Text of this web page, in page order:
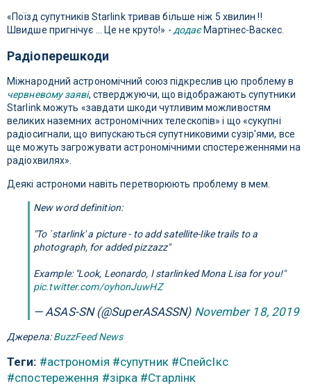
«Поїзд супутників Starlink тривав більше ніж 5 хвилин !!
Швидше пригнічує ... Це не круто!» - додаєМартінес-Васкес.
Радіоперешкоди
Міжнародний астрономічний союз підкреслив цю проблему в
червневому заяві, стверджуючи, що відображають супутники
Starlink можуть «завдати шкоди чутливим можливостям
великих наземних астрономічних телескопів» і що «сукупні
радіосигнали, що випускаються супутниковими сузір'ями, все
ще можуть загрожувати астрономічними спостереженнями на
радіохвилях».
Деякі астрономи навіть перетворюють проблему в мем.
New word definition:
"To `starlink' a picture - to add satellite-like trails to a
photograph, for added pizzazz"
Example: "Look, Leonardo, I starlinked Mona Lisa for you!"
pic.twitter.com/oyhonJuwHZ
— ASAS-SN (@SuperASASSN) November 18, 2019
Джерела:BuzzFeed News
Теги: #астрономія #супутник #СпейсІкс
#спостереження #зірка #Старлінк